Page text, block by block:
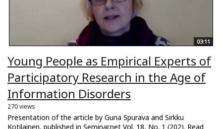
03:11
Young People as Empirical Experts of
Participatory Research in the Age of
Information Disorders
270 views
Presentation of the article by Guna Spurava and Sirkku
Kotilainen, published in Seminar.net Vol. 18, No. 1 (202). Read